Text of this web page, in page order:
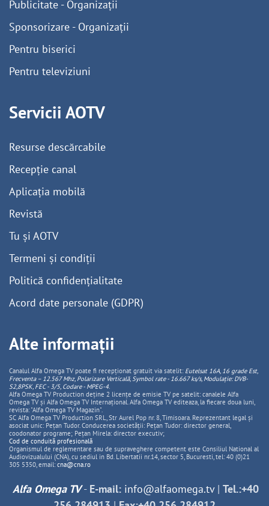
Publicitate - Organizații
Sponsorizare - Organizații
Pentru biserici
Pentru televiziuni
Servicii AOTV
Resurse descărcabile
Recepție canal
Aplicația mobilă
Revistă
Tu și AOTV
Termeni și condiții
Politică confidențialitate
Acord date personale (GDPR)
Alte informații
Canalul Alfa Omega TV poate fi recepționat gratuit via satelit: Eutelsat 16A, 16 grade Est,
Frecventa – 12.567 Mhz, PolarizareVerticală, Symbol rate - 16.667 ks/s, Modulație: DVB-
S2,8PSK, FEC - 3/5, Codare - MPEG-4.
Alfa Omega TV Production deține 2 licențe de emisie TV pe satelit: canalele Alfa
Omega TV și Alfa Omega TV Internațional. Alfa Omega TV editeaza, la fiecare doua luni,
revista: "Alfa Omega TV Magazin".
SC Alfa Omega TV Production SRL, Str Aurel Pop nr. 8, Timisoara. Reprezentant legal și
asociat unic: Pețan Tudor. Conducerea societății: Pețan Tudor: director general,
coodonator programe; Pețan Mirela: director executiv;
Cod de conduită profesională
Organismul de reglementare sau de supraveghere competent este Consiliul National al
Audiovizualului (CNA), cu sediul in Bd. Libertatii nr.14, sector 5, Bucuresti, tel: 40 (0)21
305 5350, email: cna@cna.ro
Alfa Omega TV- E-mail: info@alfaomega.tv| Tel.:+40